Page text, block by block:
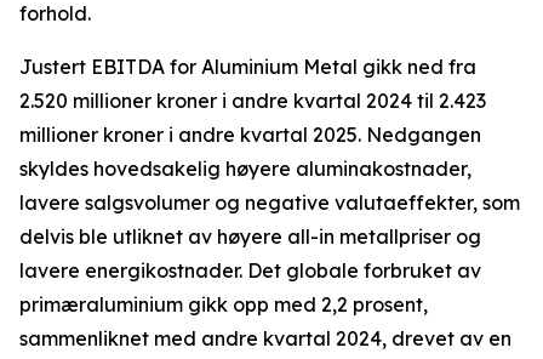
forhold.
Justert EBITDA for Aluminium Metal gikk ned fra
2.520 millioner kroner i andre kvartal 2024 til 2.423
millioner kroner i andre kvartal 2025. Nedgangen
skyldes hovedsakelig høyere aluminakostnader,
lavere salgsvolumer og negative valutaeffekter, som
delvis ble utliknet av høyere all-in metallpriser og
lavere energikostnader.​ Det globale forbruket av
primæraluminium gikk opp med 2,2 prosent,
sammenliknet med andre kvartal 2024, drevet av en